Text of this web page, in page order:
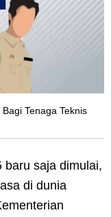
Tenaga Teknis
baru saja dimulai,
di dunia